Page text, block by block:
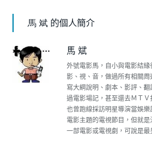
馬 斌 的個人簡介
馬 斌
外號電影馬，自小與電影結
影、視、音，做過所有相關周
寫大綱說明、劇本、影評、
過電影場記，甚至還去ＭＴＶ
也曾跑線採訪明星導演當娛樂
電影主題的電視節目，但就
一部電影或電視劇，可說是最